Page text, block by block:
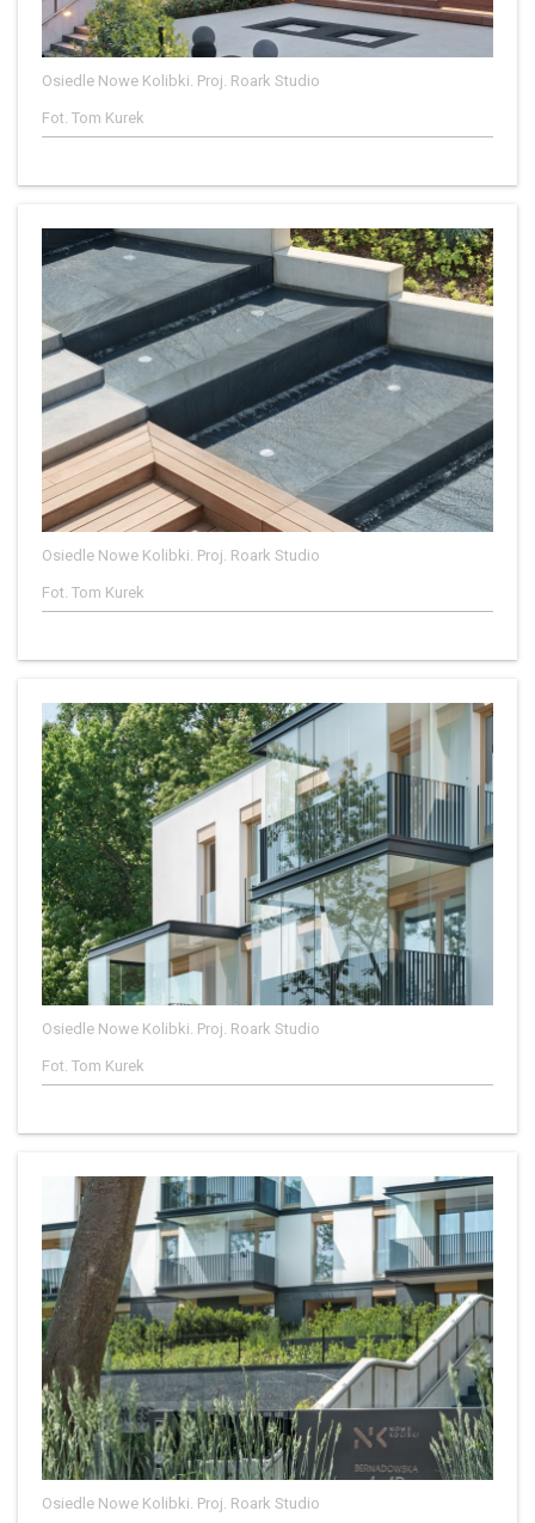
Osiedle Nowe Kolibki. Proj. Roark Studio
Fot. Tom Kurek
Osiedle Nowe Kolibki. Proj. Roark Studio
Fot. Tom Kurek
Osiedle Nowe Kolibki. Proj. Roark Studio
Fot. Tom Kurek
Osiedle Nowe Kolibki. Proj. Roark Studio